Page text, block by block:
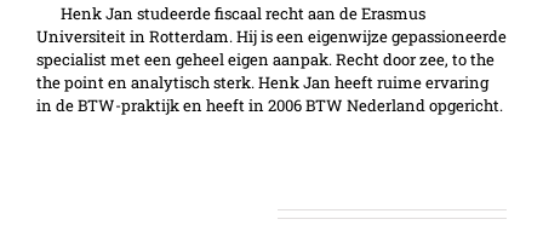
Henk Jan studeerde fiscaal recht aan de Erasmus
Universiteit in Rotterdam. Hij is een eigenwijze gepassioneerde
specialist met een geheel eigen aanpak. Recht door zee, to the
the point en analytisch sterk. Henk Jan heeft ruime ervaring
in de BTW-praktijk en heeft in 2006 BTW Nederland opgericht.